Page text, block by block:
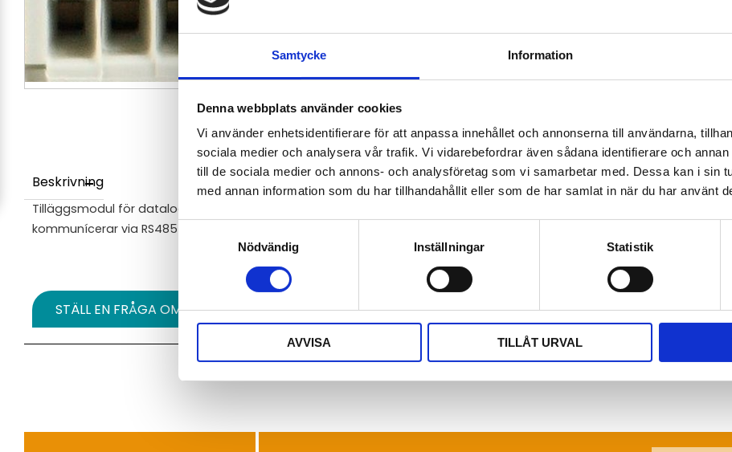
Samtycke Information
Denna webbplats använder cookies
Vi använder enhetsidentifierare för att anpassa innehållet och annonserna till användarna,
sociala medier och analysera vår trafik. Vi vidarebefordrar även sådana identifierare och
till de sociala medier och annons- och analysföretag som vi samarbetar med. Dessa kan i sin
med annan information som du har tillhandahållit eller som de har samlat in när du har använt
Nödvändig
Inställningar Statistik
AVVISA TILLÅT URVAL
Tillverkare
Visa alla produkter från
Beskrivning
Tilläggsmodul för dataloggrar i serie MS6 för datansamling från enheter som
kommunícerar via RS485 med protokoll Modbus RTU eller Advantech.
STÄLL EN FRÅGA OM PRODUKTEN
Omdömen
Du
Bli den första att lämna